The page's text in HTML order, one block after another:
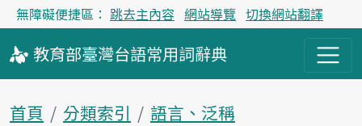
無障礙便捷區： 跳去主內容 網站導覽 切換網站翻譯
教育部臺灣台語常用詞辭典
首頁 分類索引
語言、泛稱